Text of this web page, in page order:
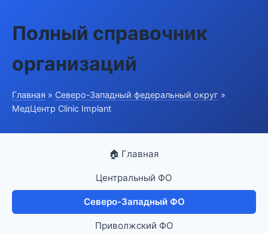
Полный справочник
организаций
Главная » Северо-Западный федеральный округ »
МедЦентр Clinic Implant
🏠 Главная
Центральный ФО
Северо-Западный ФО
Приволжский ФО